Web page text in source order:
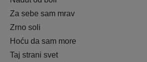
Za sebe sam mrav
Zrno soli
Hoću da sam more
Taj strani svet